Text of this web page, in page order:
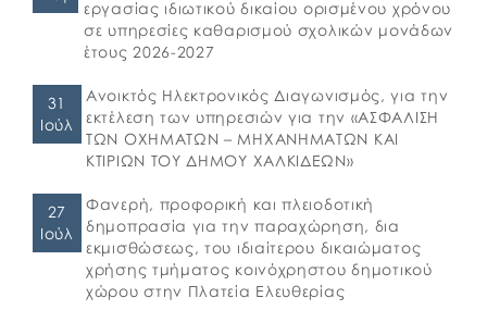
εργασίας ιδιωτικού δικαίου ορισμένου χρόνου
σε υπηρεσίες καθαρισμού σχολικών μονάδων
έτους 2026-2027
31
Ιούλ
Ανοικτός Ηλεκτρονικός Διαγωνισμός, για την
εκτέλεση των υπηρεσιών για την «ΑΣΦΑΛΙΣΗ
ΤΩΝ ΟΧΗΜΑΤΩΝ – ΜΗΧΑΝΗΜΑΤΩΝ ΚΑΙ
ΚΤΙΡΙΩΝ ΤΟΥ ΔΗΜΟΥ ΧΑΛΚΙΔΕΩΝ»
27
Ιούλ
Φανερή, προφορική και πλειοδοτική
δημοπρασία για την παραχώρηση, δια
εκμισθώσεως, του ιδιαίτερου δικαιώματος
χρήσης τμήματος κοινόχρηστου δημοτικού
χώρου στην Πλατεία Ελευθερίας